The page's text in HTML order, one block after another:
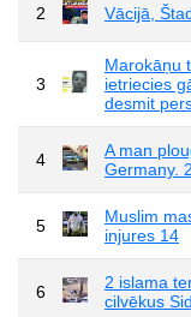
2 Vācijā,
3
Marokāņu
ietriecies
desmit
4
A man
Germany.
5
Muslim
injures 14
6
2 islama
cilvēkus